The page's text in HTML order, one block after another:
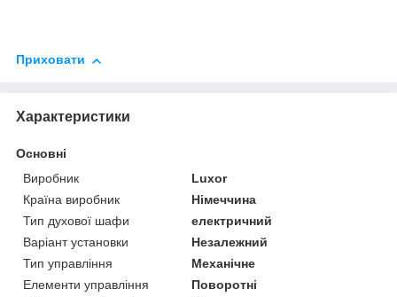
Приховати
Характеристики
Основні
Виробник
Luxor
Країна виробник
Німеччина
Тип духової шафи
електричний
Варіант установки
Незалежний
Тип управління
Механічне
Елементи управління
Поворотні